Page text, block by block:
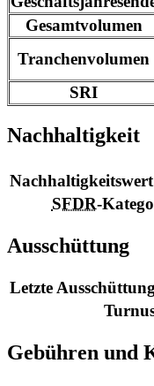
Gesamtvolumen
Tranchenvolumen
SRI
Nachhaltigkeit
SFDR-
Ausschüttung
Letzte
Gebühren und